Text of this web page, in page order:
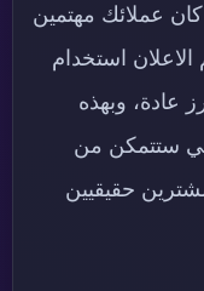
عملائك مهتمين
الاعلان استخدام
عادة، وبهذه
ستتمكن من
حقيقيين